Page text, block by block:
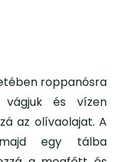
roppanósra
és vízen
az olívaolajat. A
majd egy tálba